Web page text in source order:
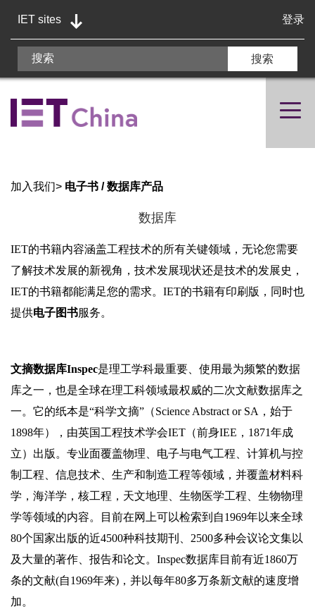
IET sites 登录
加入我们> 电子书 / 数据库产品
数据库
IET的书籍内容涵盖工程技术的所有关键领域，无论您需要
了解技术发展的新视角，技术发展现状还是技术的发展史，
IET的书籍都能满足您的需求。IET的书籍有印刷版，同时也
提供电子图书服务。
文摘数据库Inspec是理工学科最重要、使用最为频繁的数据
库之一，也是全球在理工科领域最权威的二次文献数据库之
一。它的纸本是“科学文摘”（Science Abstract or SA，始于
1898年），由英国工程技术学会IET（前身IEE，1871年成
立）出版。专业面覆盖物理、电子与电气工程、计算机与控
制工程、信息技术、生产和制造工程等领域，并覆盖材料科
学，海洋学，核工程，天文地理、生物医学工程、生物物理
学等领域的内容。目前在网上可以检索到自1969年以来全球
80个国家出版的近4500种科技期刊、2500多种会议论文集以
及大量的著作、报告和论文。Inspec数据库目前有近1860万
条的文献(自1969年来)，并以每年80多万条新文献的速度增
加。